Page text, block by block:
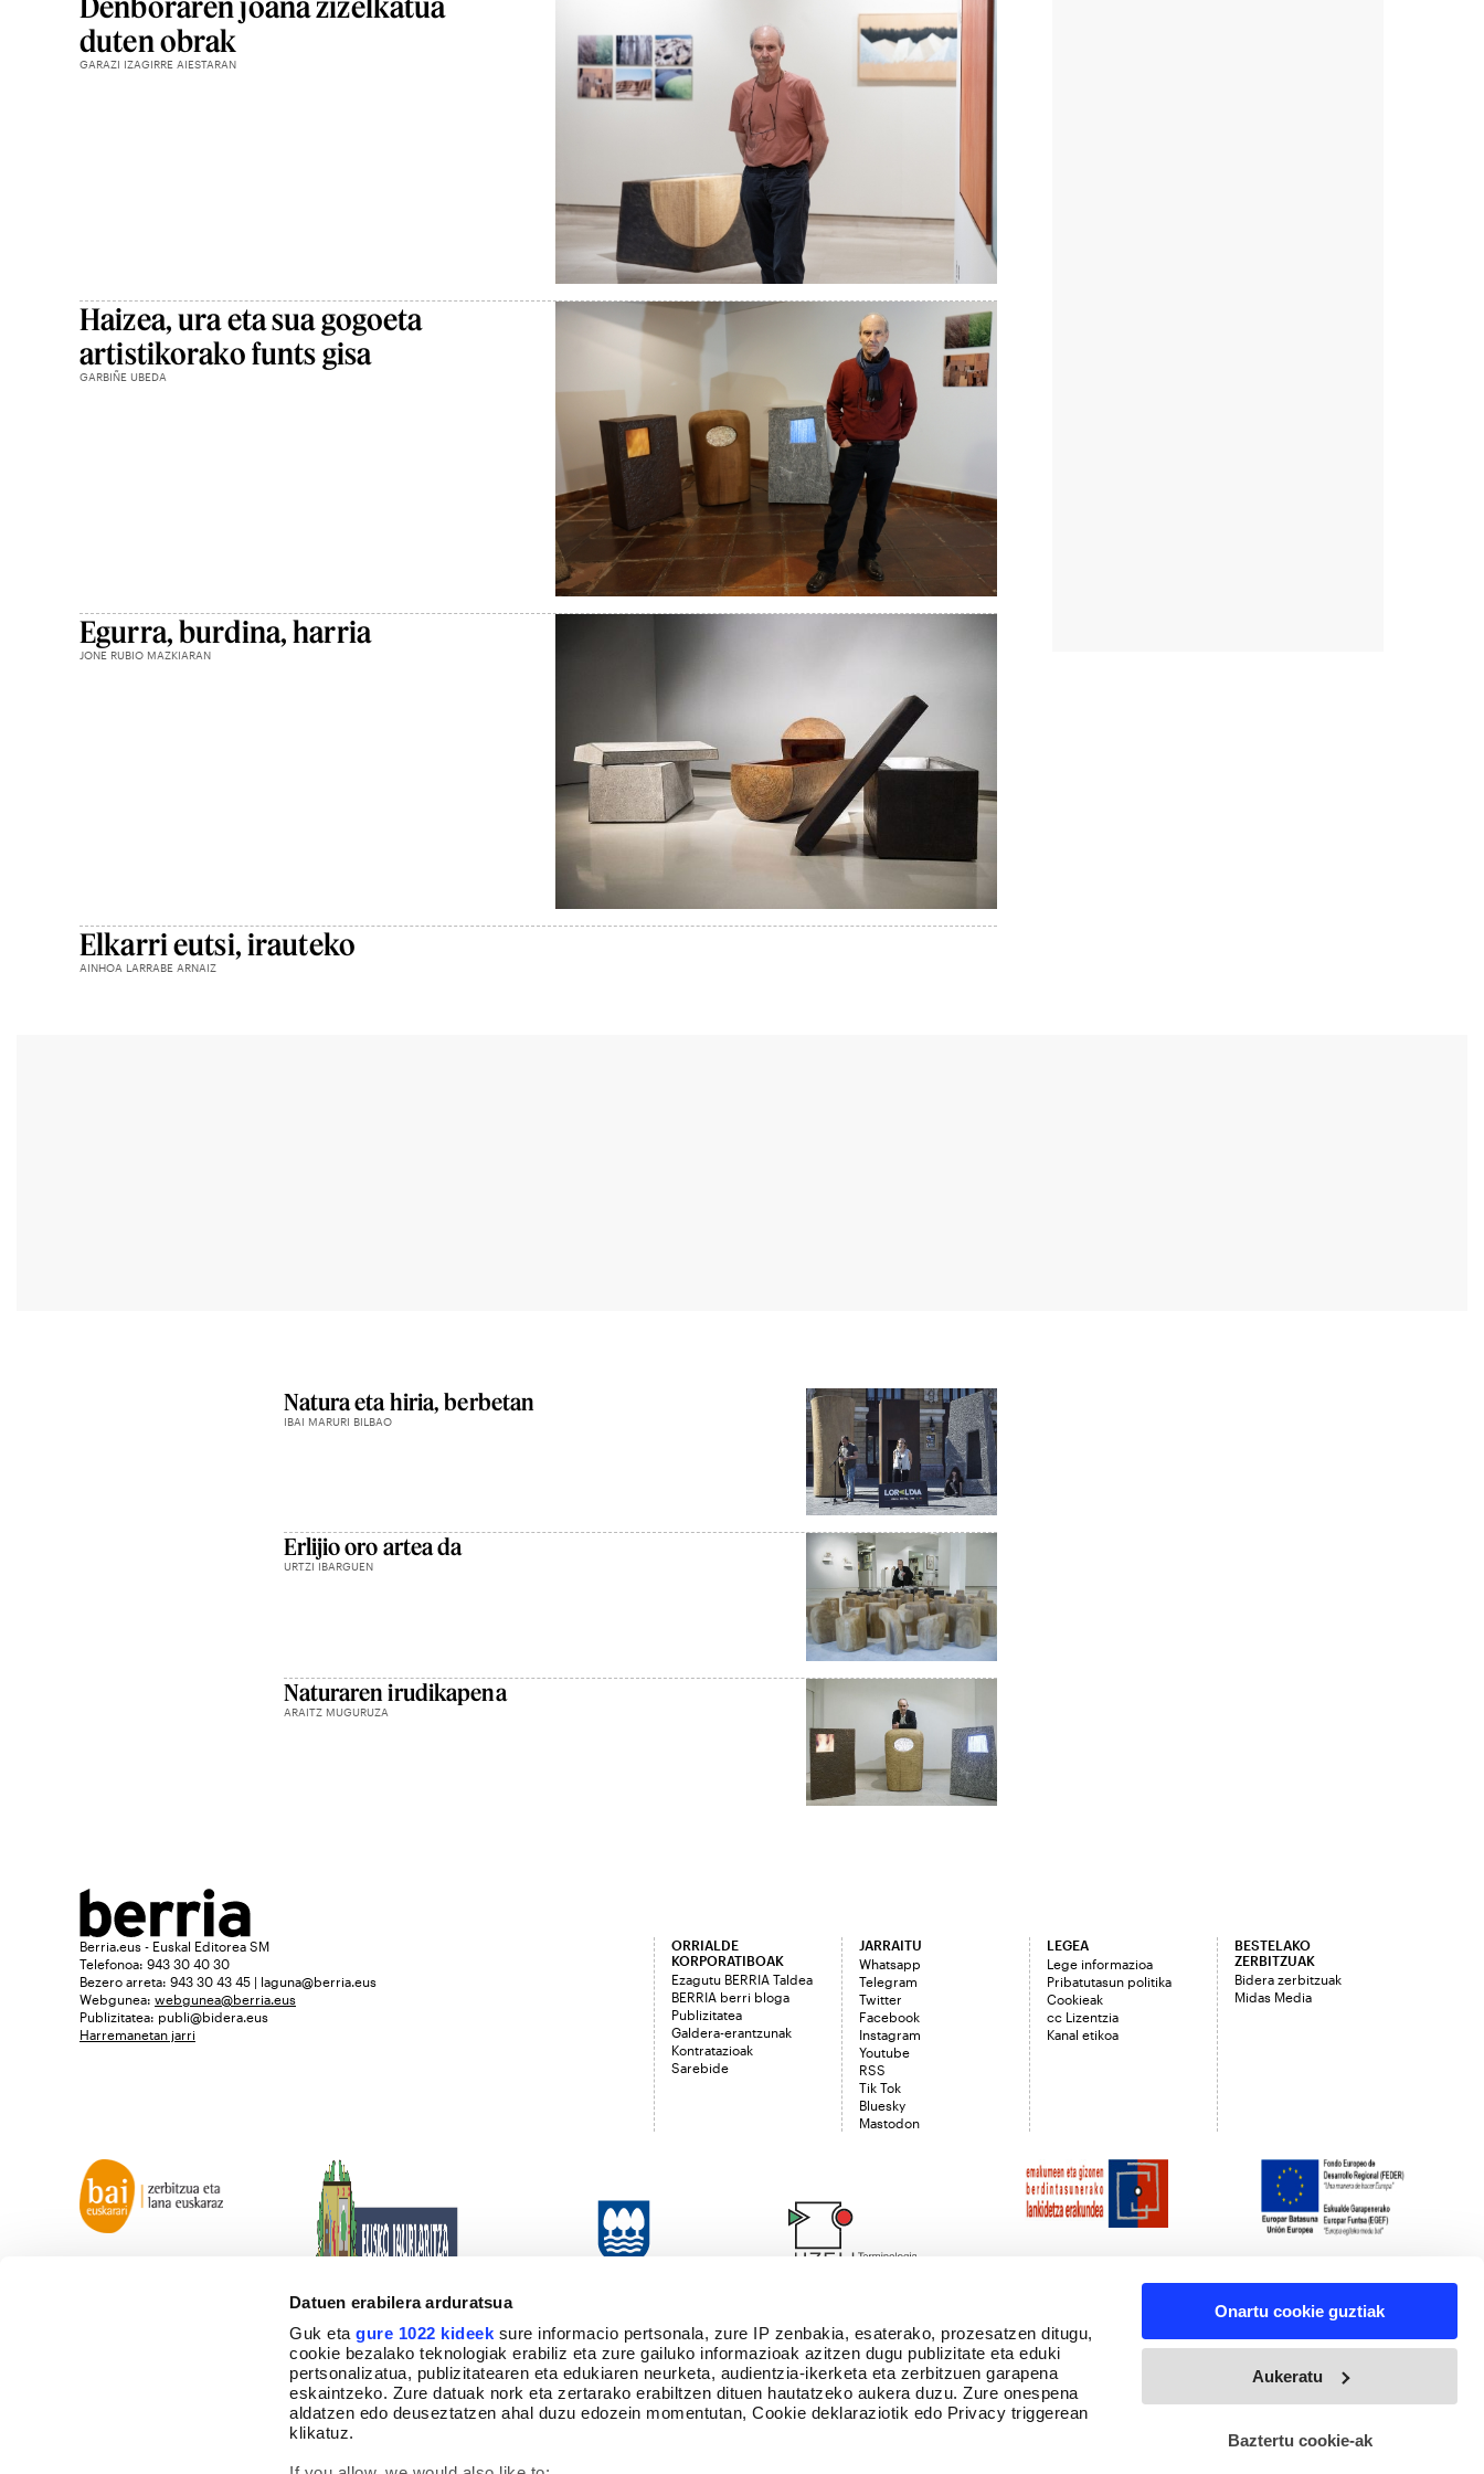
Datuen erabilera arduratsua
Guk etagure 1022 kideek sure informacio pertsonala, zure IP zenbakia, esaterako, prozesatzen ditugu,
cookie bezalako teknologiak erabiliz eta zure gailuko informazioak azitzen dugu publizitate eta eduki
pertsonalizatua, publizitatearen eta edukiaren neurketa, audientzia-ikerketa eta zerbitzuen garapena
eskaintzeko. Zure datuak nork eta zertarako erabiltzen dituen hautatzeko aukera duzu. Zure onespena
aldatzen edo deuseztatzen ahal duzu edozein momentutan, Cookie deklaraziotik edo Privacy triggerean
klikatuz.
Onartu cookie guztiak
Aukeratu
Baztertu cookie-ak
duten obrak
GARAZI IZAGIRRE AIESTARAN
Haizea, ura eta sua gogoeta
artistikorako funts gisa
GARBIÑE UBEDA
Egurra, burdina, harria
JONE RUBIO MAZKIARAN
Elkarri eutsi, irauteko
AINHOA LARRABE ARNAIZ
Natura eta hiria, berbetan
IBAI MARURI BILBAO
Erlijio oro artea da
URTZI IBARGUEN
Naturaren irudikapena
ARAITZ MUGURUZA
Berria.eus - Euskal Editorea SM
Telefonoa: 943 30 40 30
Bezero arreta: 943 30 43 45 | laguna@berria.eus
Webgunea: webgunea@berria.eus
Publizitatea: publi@bidera.eus
Harremanetan jarri
ORRIALDE
KORPORATIBOAK
Ezagutu BERRIA Taldea
BERRIA berri bloga
Publizitatea
Galdera-erantzunak
Kontratazioak
Sarebide
JARRAITU
Whatsapp
Telegram
Twitter
Facebook
Instagram
Youtube
RSS
Tik Tok
Bluesky
Mastodon
LEGEA
Lege informazioa
Pribatutasun politika
Cookieak
cc Lizentzia
Kanal etikoa
BESTELAKO
ZERBITZUAK
Bidera zerbitzuak
Midas Media